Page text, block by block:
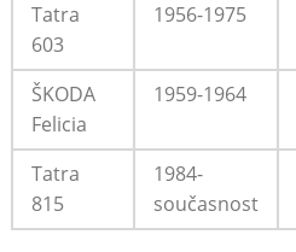
Tatra
603
1956-1975
ŠKODA
Felicia
1959-1964
Tatra
815
1984-
současnost